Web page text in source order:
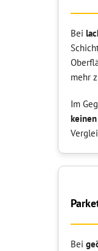
Bei
mehr
Im
Bei